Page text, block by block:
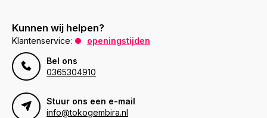
Kunnen wij helpen?
Klantenservice:
openingstijden
Bel ons
0365304910
Stuur ons een e-mail
info@tokogembira.nl